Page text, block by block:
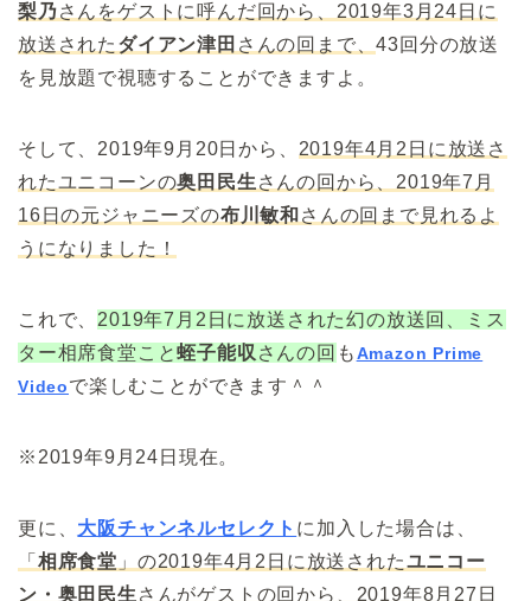
梨乃さんをゲストに呼んだ回から、2019年3月24日に
放送された ダイアン津田 さんの回まで、43回分の放送
を見放題で視聴することができますよ。
そして、2019年9月20日から、 2019年4月2日に放送さ
れたユニコーンの奥田民生さんの回から、2019年7月
16日の元ジャニーズの布川敏和 さんの回まで見れるよ
うになりました！
これで、2019年7月2日に放送された幻の放送回、ミス
ター相席食堂こと蛭子能収さんの回 もAmazon Prime
Videoで楽しむことができます＾＾
※2019年9月24日現在。
更に、 大阪チャンネルセレクト に加入した場合は、
「 相席食堂 」の2019年4月2日に放送されたユニコー
ン・奥田民生さんがゲストの回から、2019年8月27日